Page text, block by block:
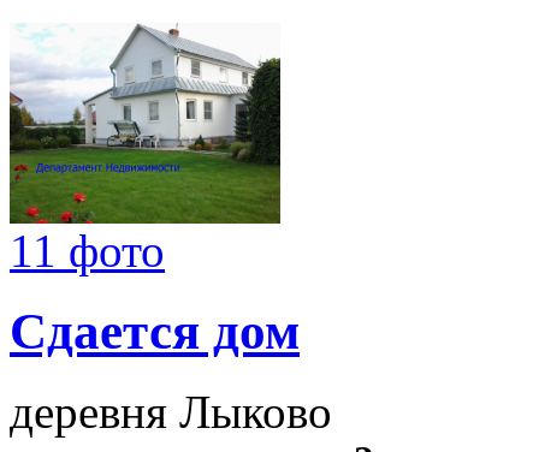
11 фото
Сдается дом
деревня Лыково